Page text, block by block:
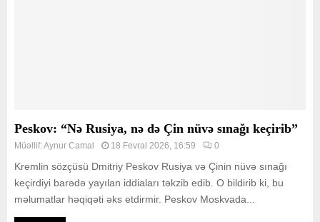
Peskov: “Nə Rusiya, nə də Çin nüvə sınağı keçirib”
Müəllif:Aynur Camal 18 Fevral 2026, 16:59 0
Kremlin sözçüsü Dmitriy Peskov Rusiya və Çinin nüvə sınağı
keçirdiyi barədə yayılan iddiaları təkzib edib. O bildirib ki, bu
məlumatlar həqiqəti əks etdirmir. Peskov Moskvada...